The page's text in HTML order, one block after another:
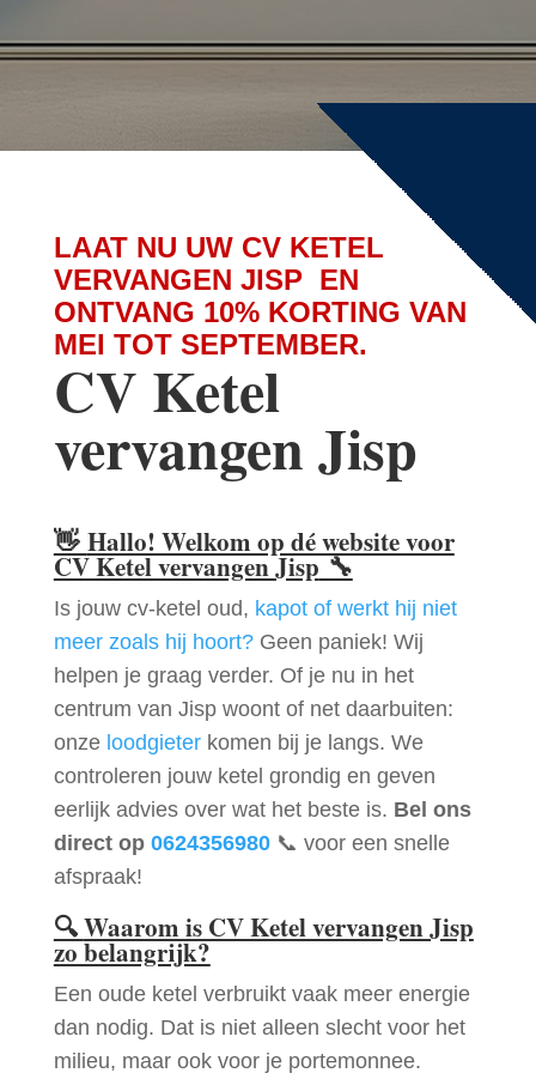
LAAT NU UW CV KETEL
VERVANGEN JISP EN
ONTVANG 10% KORTING VAN
MEI TOT SEPTEMBER.
CV Ketel
vervangen Jisp
👋 Hallo! Welkom op dé website voor
CV Ketel vervangen Jisp🔧
Is jouw cv-ketel oud, kapot of werkt hij niet
meer zoals hij hoort?Geen paniek! Wij
helpen je graag verder. Of je nu in het
centrum van Jisp woont of net daarbuiten:
onze loodgieterkomen bij je langs. We
controleren jouw ketel grondig en geven
eerlijk advies over wat het beste is. Bel ons
direct op 0624356980📞 voor een snelle
afspraak!
🔍Waarom is CV Ketel vervangen Jisp
zo belangrijk?
Een oude ketel verbruikt vaak meer energie
dan nodig. Dat is niet alleen slecht voor het
milieu, maar ook voor je portemonnee.